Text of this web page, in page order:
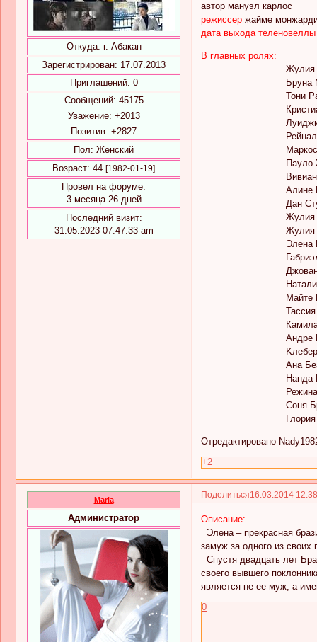
Откуда: г. Абакан
Зарегистрирован: 17.07.2013
Приглашений: 0
Сообщений: 45175
Уважение: +2013
Позитив: +2827
Пол: Женский
Возраст: 44 [1982-01-19]
Провел на форуме:
3 месяца 26 дней
Последний визит:
31.05.2023 07:47:33 am
автор мануэл карлос
режиссер жайме
дата выхода
В главных ролях:
Жулия
Бруна
Тони
Кристиане
Луиджи
Рейнальдо
Маркос
Пауло
Вивиан
Алине
Дан
Жулия
Жулия
Элена
Габриэл
Джованна
Наталия Ду
Майте
Тассия
Камила
Андре
Kлебер
Ана Беатрис
Нанда
Режина
Соня
Глория
Отредактировано
+2
Поделиться16.03.2014
Maria
Администратор
Описание:
Элена – прекрасная
замуж за одного из своих
Спустя двадцать лет
своего вывшего
является не ее муж, а
0